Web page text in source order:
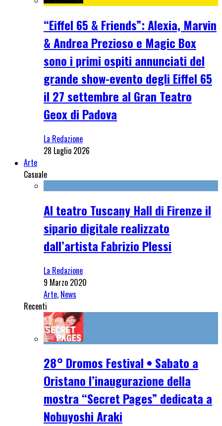
“Eiffel 65 & Friends”: Alexia, Marvin
& Andrea Prezioso e Magic Box
sono i primi ospiti annunciati del
grande show-evento degli Eiffel 65
il 27 settembre al Gran Teatro
Geox di Padova
La Redazione
28 Luglio 2026
Arte
Casuale
Al teatro Tuscany Hall di Firenze il
sipario digitale realizzato
dall’artista Fabrizio Plessi
La Redazione
9 Marzo 2020
Arte, News
Recenti
28° Dromos Festival • Sabato a
Oristano l’inaugurazione della
mostra “Secret Pages” dedicata a
Nobuyoshi Araki